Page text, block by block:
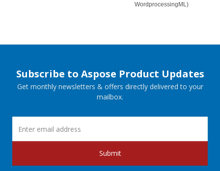
WordprocessingML)
Subscribe to Aspose Product Updates
Get monthly newsletters & offers directly delivered to your
mailbox.
Submit